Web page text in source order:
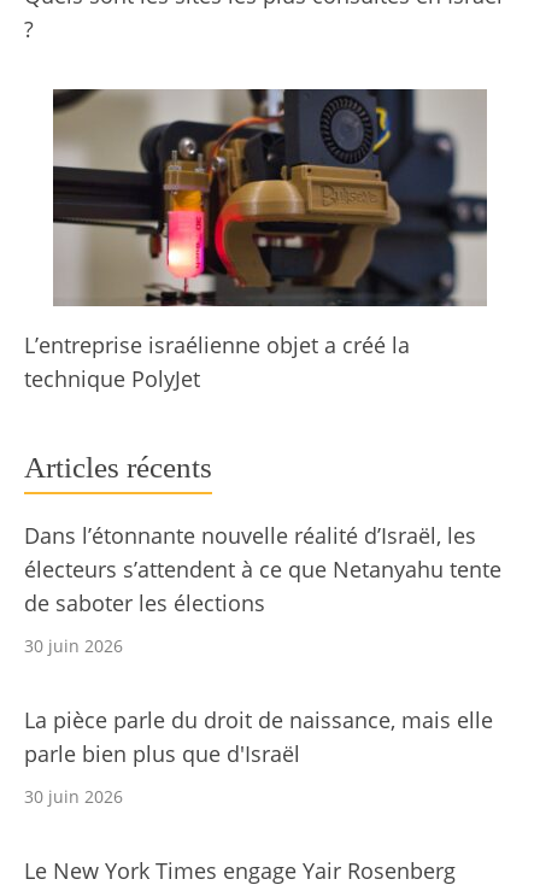
?
L’entreprise israélienne objet a créé la
technique PolyJet
Articles récents
Dans l’étonnante nouvelle réalité d’Israël, les
électeurs s’attendent à ce que Netanyahu tente
de saboter les élections
30 juin 2026
La pièce parle du droit de naissance, mais elle
parle bien plus que d'Israël
30 juin 2026
Le New York Times engage Yair Rosenberg